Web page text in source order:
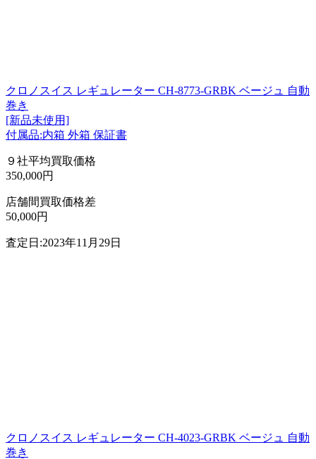
クロノスイス レギュレーター CH-8773-GRBK ベージュ 自動
巻き
[新品未使用]
付属品:内箱 外箱 保証書
９社平均買取価格
350,000円
店舗間買取価格差
50,000円
査定日:2023年11月29日
クロノスイス レギュレーター CH-4023-GRBK ベージュ 自動
巻き